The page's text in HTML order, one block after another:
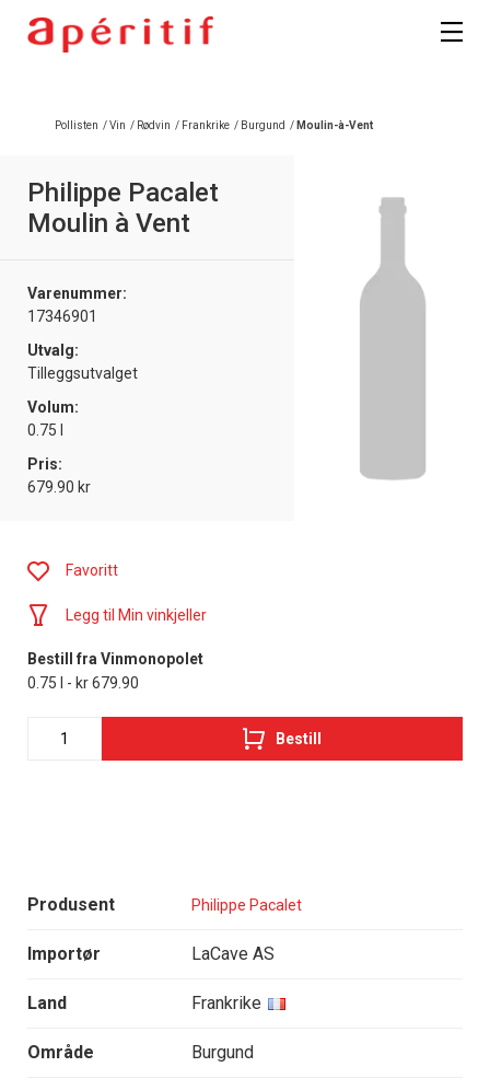
Pollisten /Vin / Rødvin / Frankrike / Burgund / Moulin-à-Vent
Philippe Pacalet
Moulin à Vent
Varenummer:
17346901
Utvalg:
Tilleggsutvalget
Volum:
0.75 l
Pris:
679.90 kr
Produsent Philippe Pacalet
Importør LaCave AS
Land Frankrike
Område Burgund
Favoritt
Legg til Min vinkjeller
Bestill fra Vinmonopolet
0.75 l - kr 679.90
Bestill